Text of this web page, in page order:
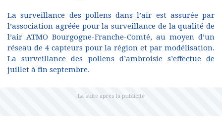
La surveillance des pollens dans l’air est assurée par
l’association agréée pour la surveillance de la qualité de
l’air ATMO Bourgogne-Franche-Comté, au moyen d’un
réseau de 4 capteurs pour la région et par modélisation.
La surveillance des pollens d’ambroisie s’effectue de
juillet à fin septembre.